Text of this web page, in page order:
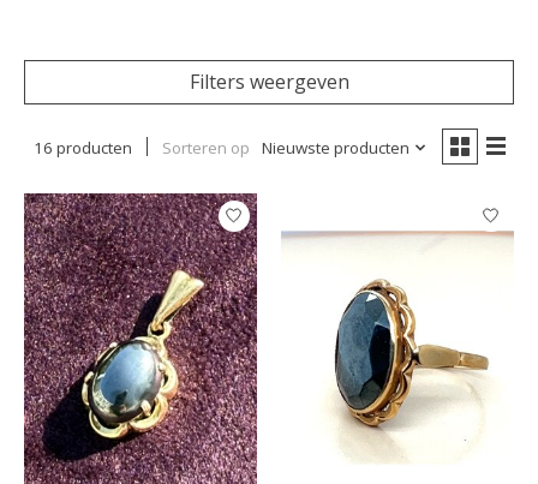
Filters weergeven
16 producten Sorteren op Nieuwste producten